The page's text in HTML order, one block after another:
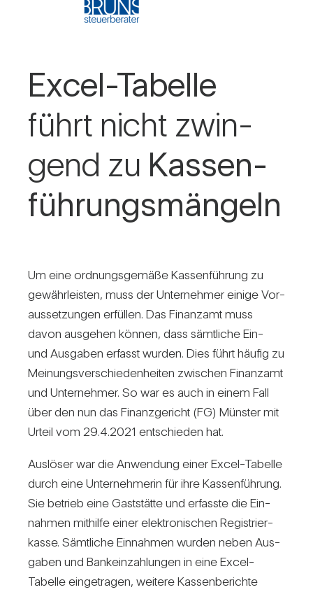
Excel-Tabelle
führt nicht zwin­
gend zu Kas­sen­
füh­rungs­män­geln
Um eine ord­nungs­ge­mäße Kas­sen­füh­rung zu
gewähr­leisten, muss der Unter­nehmer einige Vor­
aus­set­zungen erfüllen. Das Finanzamt muss
davon aus­gehen können, dass sämt­liche Ein-
und Aus­gaben erfasst wurden. Dies führt häufig zu
Mei­nungs­ver­schie­den­heiten zwi­schen Finanzamt
und Unter­nehmer. So war es auch in einem Fall
über den nun das Finanz­ge­richt (FG) Münster mit
Urteil vom 29.4.2021 ent­schieden hat.
Aus­löser war die Anwen­dung einer Excel-Tabelle
durch eine Unter­neh­merin für ihre Kas­sen­füh­rung.
Sie betrieb eine Gast­stätte und erfasste die Ein­
nahmen mit­hilfe einer elek­tro­ni­schen Regis­trier­
kasse. Sämt­liche Ein­nahmen wurden neben Aus­
gaben und Bank­ein­zah­lungen in eine Excel-
Tabelle ein­ge­tragen, wei­tere Kas­sen­be­richte